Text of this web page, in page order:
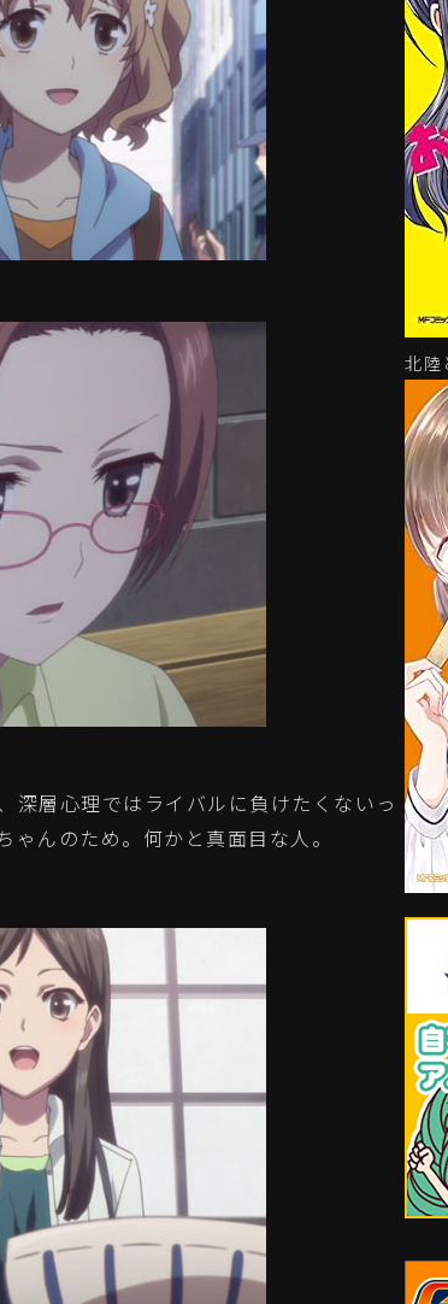
層心理ではライバルに負けたくないっ
んのため。何かと真面目な人。
北陸